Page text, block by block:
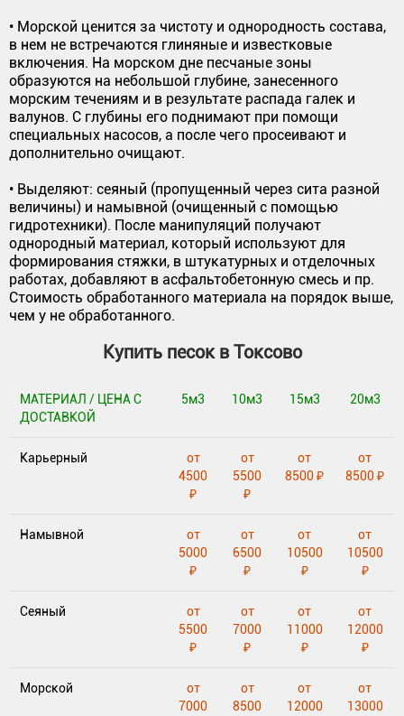
• Морской ценится за чистоту и однородность состава,
в нем не встречаются глиняные и известковые
включения. На морском дне песчаные зоны
образуются на небольшой глубине, занесенного
морским течениям и в результате распада галек и
валунов. С глубины его поднимают при помощи
специальных насосов, а после чего просеивают и
дополнительно очищают.
• Выделяют: сеяный (пропущенный через сита разной
величины) и намывной (очищенный с помощью
гидротехники). После манипуляций получают
однородный материал, который используют для
формирования стяжки, в штукатурных и отделочных
работах, добавляют в асфальтобетонную смесь и пр.
Стоимость обработанного материала на порядок выше,
чем у не обработанного.
Купить песок в Токсово
МАТЕРИАЛ / ЦЕНА С
ДОСТАВКОЙ
5м3 10м3 15м3 20м3
Карьерный
от
4500
₽
от
5500
₽
от
8500 ₽
от
8500 ₽
Намывной
от
5000
₽
от
6500
₽
от
10500
₽
от
10500
₽
Сеяный
от
5500
₽
от
7000
₽
от
11000
₽
от
12000
₽
Морской
от
7000
от
8500
от
12000
от
13000